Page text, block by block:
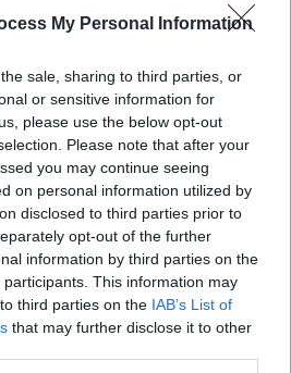
My Personal Information
sale, sharing to third parties, or
or sensitive information for
please use the below opt-out
Please note that after your
you may continue seeing
on personal information utilized by
disclosed to third parties prior to
opt-out of the further
information by third parties on the
participants. This information may
third parties on the IAB’s List of
that may further disclose it to other
vairuotoją „nunešė“ vilkikas
kėdutėmis susigundę